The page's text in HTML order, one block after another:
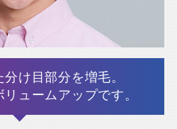
け目部分を増毛。
ュームアップです。